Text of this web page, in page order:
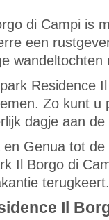
di Campi is
een
wandeltochten
Residence
Zo kunt u
dagje aan
Genua tot
Il Borgo di
terugkeert.
Il